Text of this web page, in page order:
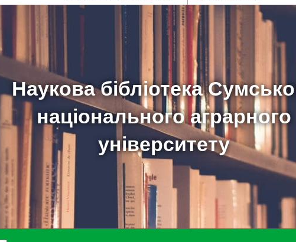
Наукова бібліотека
національного аграрного
університету